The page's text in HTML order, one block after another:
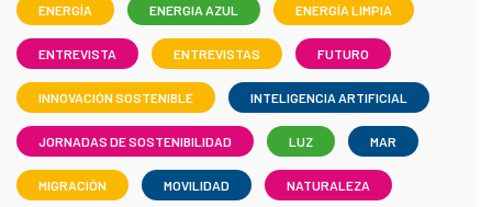
ENERGÍA ENERGIA AZUL ENERGÍA LIMPIA
ENTREVISTA ENTREVISTAS FUTURO
INNOVACIÓN SOSTENIBLE INTELIGENCIA ARTIFICIAL
JORNADAS DE SOSTENIBILIDAD LUZ MAR
MIGRACIÓN MOVILIDAD NATURALEZA